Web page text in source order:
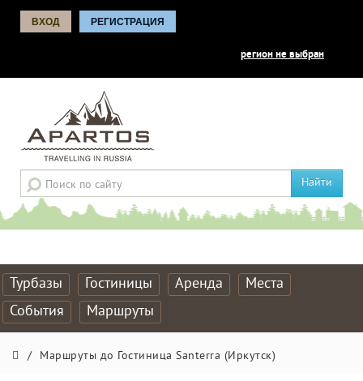
ВХОД РЕГИСТРАЦИЯ
регион не выбран
Найти
Турбазы Гостиницы Аренда
Места
События
Маршруты
/ Маршруты до Гостиница Santerra (Иркутск)